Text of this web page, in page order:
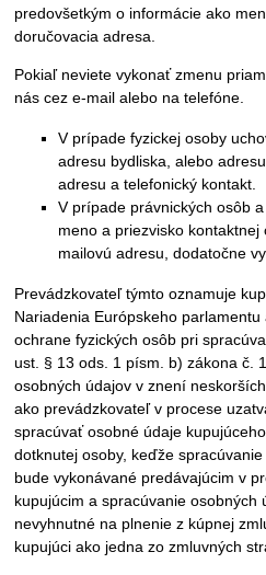
predovšetkým o informácie ako
doručovacia adresa.
Pokiaľ neviete vykonať zmenu
nás cez e-mail alebo na telefóne.
V prípade fyzickej osoby
adresu bydliska, alebo
adresu a telefonický kontakt.
V prípade právnických osôb
meno a priezvisko
mailovú adresu, dodatočne
Prevádzkovateľ týmto oznamuje
Nariadenia Európskeho
ochrane fyzických osôb pri
ust. § 13 ods. 1 písm. b) zákona č.
osobných údajov v znení
ako prevádzkovateľ v procese
spracúvať osobné údaje
dotknutej osoby, keďže
bude vykonávané predávajúcim v
kupujúcim a spracúvanie osobných
nevyhnutné na plnenie z kúpnej
kupujúci ako jedna zo zmluvných